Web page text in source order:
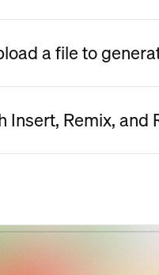
a file to
Remix, and